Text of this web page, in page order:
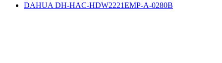
DAHUA DH-HAC-HDW2221EMP-A-0280B